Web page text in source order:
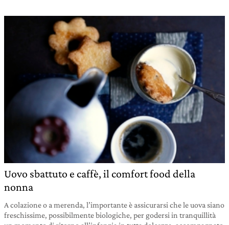
Uovo sbattuto e caffè, il comfort food della
nonna
A colazione o a merenda, l’importante è assicurarsi che le uova siano
freschissime, possibilmente biologiche, per godersi in tranquillità